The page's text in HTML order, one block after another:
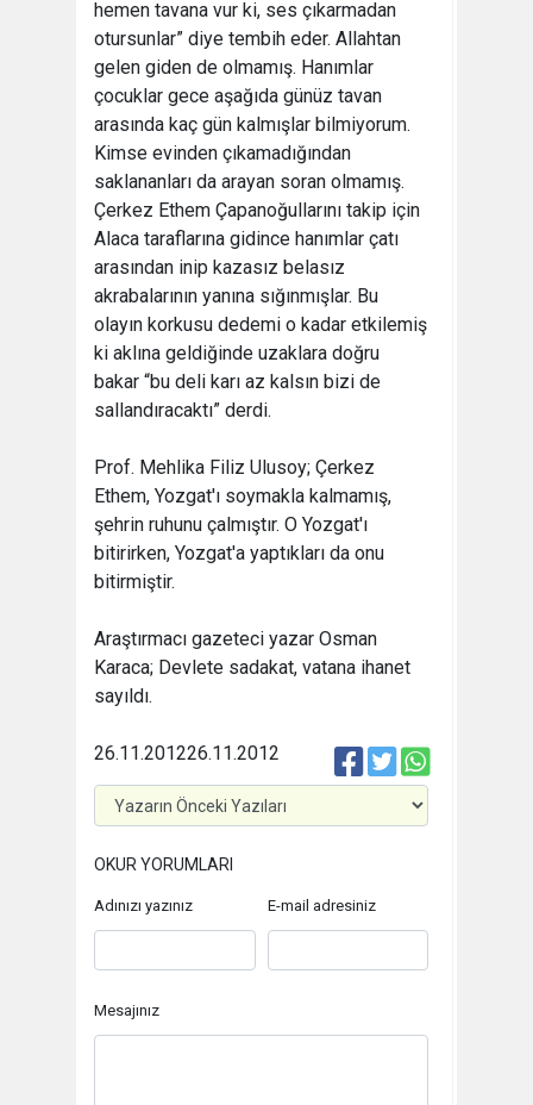
hemen tavana vur ki, ses çıkarmadan
otursunlar” diye tembih eder. Allahtan
gelen giden de olmamış. Hanımlar
çocuklar gece aşağıda günüz tavan
arasında kaç gün kalmışlar bilmiyorum.
Kimse evinden çıkamadığından
saklananları da arayan soran olmamış.
Çerkez Ethem Çapanoğullarını takip için
Alaca taraflarına gidince hanımlar çatı
arasından inip kazasız belasız
akrabalarının yanına sığınmışlar. Bu
olayın korkusu dedemi o kadar etkilemiş
ki aklına geldiğinde uzaklara doğru
bakar “bu deli karı az kalsın bizi de
sallandıracaktı” derdi.
Prof. Mehlika Filiz Ulusoy; Çerkez
Ethem, Yozgat'ı soymakla kalmamış,
şehrin ruhunu çalmıştır. O Yozgat'ı
bitirirken, Yozgat'a yaptıkları da onu
bitirmiştir.
Araştırmacı gazeteci yazar Osman
Karaca; Devlete sadakat, vatana ihanet
sayıldı.
26.11.2012
26.11.2012
OKUR YORUMLARI
Adınızı yazınız E-mail adresiniz
Mesajınız